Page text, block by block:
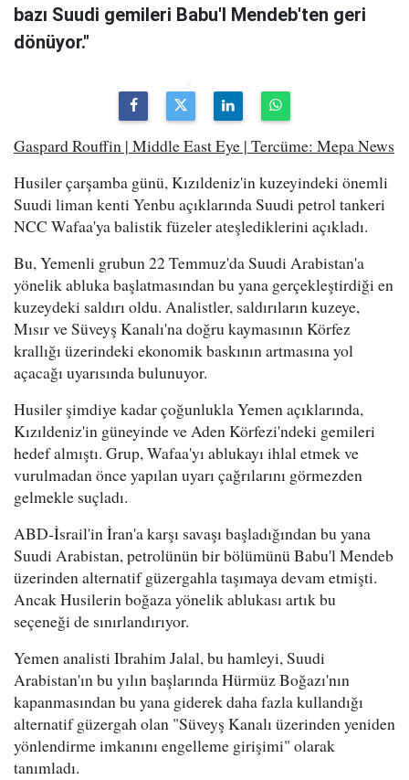
bazı Suudi gemileri Babu'l Mendeb'ten geri
dönüyor."
Gaspard Rouffin | Middle East Eye | Tercüme: Mepa News
Husiler çarşamba günü, Kızıldeniz'in kuzeyindeki önemli
Suudi liman kenti Yenbu açıklarında Suudi petrol tankeri
NCC Wafaa'ya balistik füzeler ateşlediklerini açıkladı.
Bu, Yemenli grubun 22 Temmuz'da Suudi Arabistan'a
yönelik abluka başlatmasından bu yana gerçekleştirdiği en
kuzeydeki saldırı oldu. Analistler, saldırıların kuzeye,
Mısır ve Süveyş Kanalı'na doğru kaymasının Körfez
krallığı üzerindeki ekonomik baskının artmasına yol
açacağı uyarısında bulunuyor.
Husiler şimdiye kadar çoğunlukla Yemen açıklarında,
Kızıldeniz'in güneyinde ve Aden Körfezi'ndeki gemileri
hedef almıştı. Grup, Wafaa'yı ablukayı ihlal etmek ve
vurulmadan önce yapılan uyarı çağrılarını görmezden
gelmekle suçladı.
ABD-İsrail'in İran'a karşı savaşı başladığından bu yana
Suudi Arabistan, petrolünün bir bölümünü Babu'l Mendeb
üzerinden alternatif güzergahla taşımaya devam etmişti.
Ancak Husilerin boğaza yönelik ablukası artık bu
seçeneği de sınırlandırıyor.
Yemen analisti Ibrahim Jalal, bu hamleyi, Suudi
Arabistan'ın bu yılın başlarında Hürmüz Boğazı'nın
kapanmasından bu yana giderek daha fazla kullandığı
alternatif güzergah olan "Süveyş Kanalı üzerinden yeniden
yönlendirme imkanını engelleme girişimi" olarak
tanımladı.